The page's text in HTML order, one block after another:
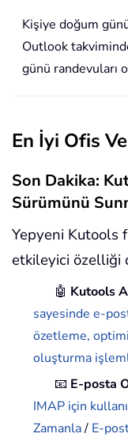
Kişiye doğum
Outlook
günü randevuları
En İyi Ofis
Son Dakika:
Sürümünü
Yepyeni Kutools
etkileyici özelliği
🤖 Kutools
sayesinde e-
özetleme,
oluşturma
📧 E-posta
IMAP için
Zamanla/ E-